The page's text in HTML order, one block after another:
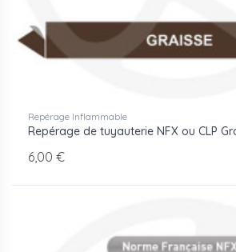
Repérage Inflammable
Repérage de tuyauterie NFX ou CLP
6,00 €